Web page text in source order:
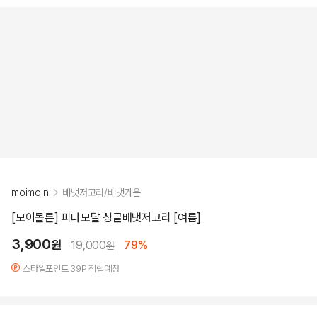
moimoln 배냇저고리/배냇가운
[모이몰른] 피나모달 싱글배냇저고리 [여름]
3,900원 19,000원 79%
스타일포인트 39P 적립예정